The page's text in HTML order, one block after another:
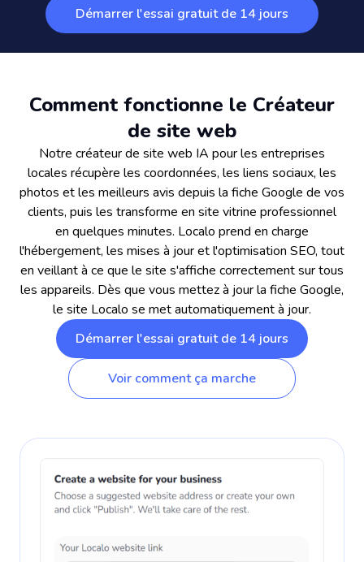
Démarrer l'essai gratuit de 14 jours
Comment fonctionne le Créateur
de site web
Notre créateur de site web IA pour les entreprises
locales récupère les coordonnées, les liens sociaux, les
photos et les meilleurs avis depuis la fiche Google de vos
clients, puis les transforme en site vitrine professionnel
en quelques minutes. Localo prend en charge
l'hébergement, les mises à jour et l'optimisation SEO, tout
en veillant à ce que le site s'affiche correctement sur tous
les appareils. Dès que vous mettez à jour la fiche Google,
le site Localo se met automatiquement à jour.
Démarrer l'essai gratuit de 14 jours
Voir comment ça marche